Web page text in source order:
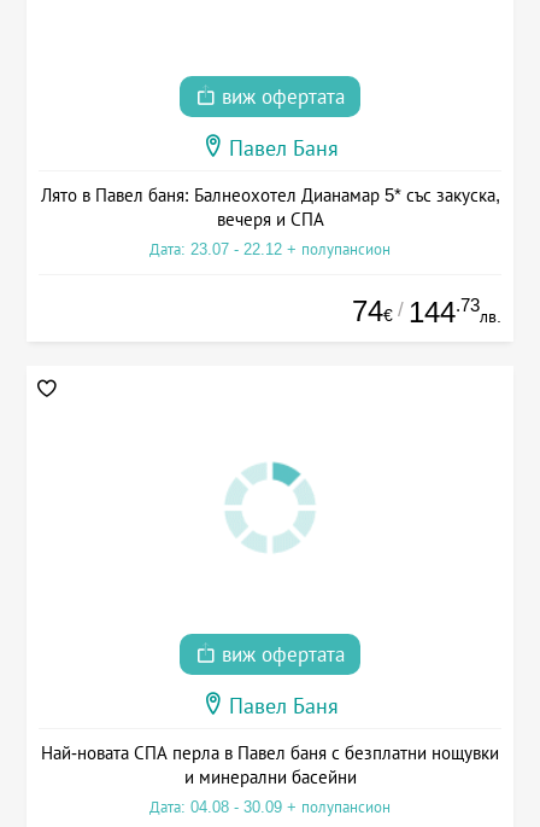
виж офертата
Павел Баня
Лято в Павел баня: Балнеохотел Дианамар 5* със закуска,
вечеря и СПА
Дата: 23.07 - 22.12 + полупансион
74€ / 144.73
лв.
виж офертата
Павел Баня
Най-новата СПА перла в Павел баня с безплатни нощувки
и минерални басейни
Дата: 04.08 - 30.09 + полупансион